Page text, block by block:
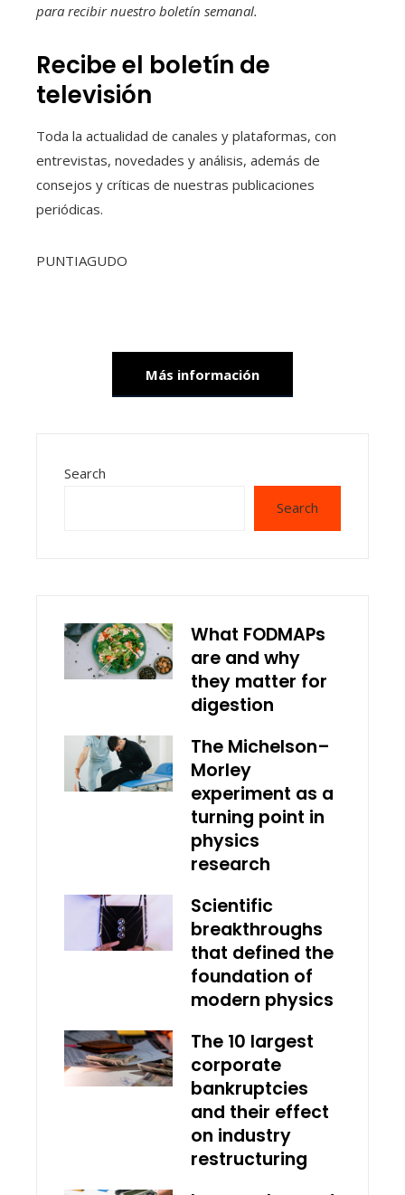
para recibirnuestro boletín semanal.
Recibe el boletín de
televisión
Toda la actualidad de canales y plataformas, con
entrevistas, novedades y análisis, además de
consejos y críticas de nuestras publicaciones
periódicas.
PUNTIAGUDO
Más información
Search
Search
What FODMAPs
are and why
they matter for
digestion
The Michelson–
Morley
experiment as a
turning point in
physics
research
Scientific
breakthroughs
that defined the
foundation of
modern physics
The 10 largest
corporate
bankruptcies
and their effect
on industry
restructuring